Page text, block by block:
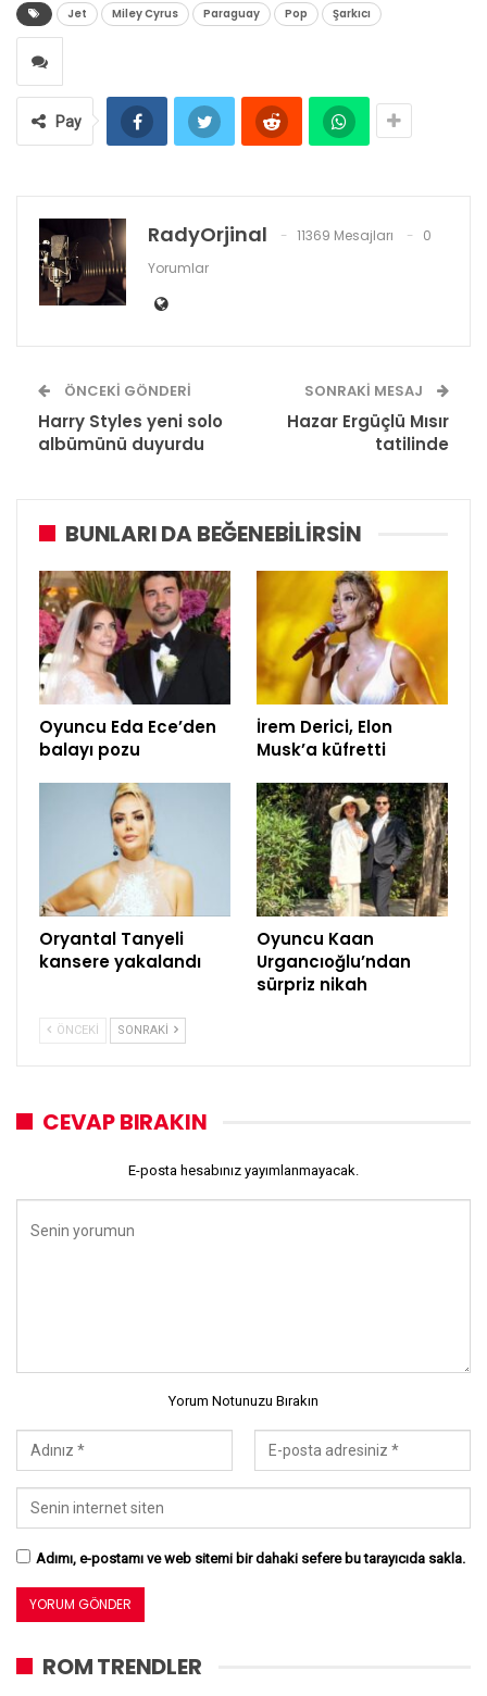
Jet Miley Cyrus Paraguay Pop Şarkıcı
Pay
RadyOrjinal 11369 Mesajları
0
Yorumlar
ÖNCEKI GÖNDERI
Harry Styles yeni solo
albümünü duyurdu
SONRAKI MESAJ
Hazar Ergüçlü Mısır
tatilinde
BUNLARI DA BEĞENEBILIRSIN
Oyuncu Eda Ece’den
balayı pozu
İrem Derici, Elon
Musk’a küfretti
Oryantal Tanyeli
kansere yakalandı
Oyuncu Kaan
Urgancıoğlu’ndan
sürpriz nikah
ÖNCEKI SONRAKI
CEVAP BIRAKIN
E-posta hesabınız yayımlanmayacak.
Yorum Notunuzu Bırakın
Adımı, e-postamı ve web sitemi bir dahaki sefere bu tarayıcıda sakla.
ROM TRENDLER